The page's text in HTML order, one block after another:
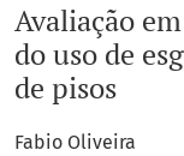
Avaliação
do uso de
de pisos
Fabio Oliveira